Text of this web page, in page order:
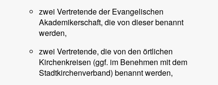
zwei Vertretende der Evangelischen
Akademikerschaft, die von dieser benannt
werden,
zwei Vertretende, die von den örtlichen
Kirchenkreisen (ggf. im Benehmen mit dem
Stadtkirchenverband) benannt werden,